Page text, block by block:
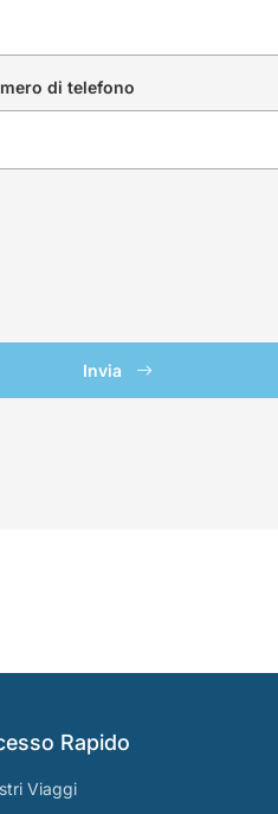
di telefono
Invia
Rapido
Viaggi